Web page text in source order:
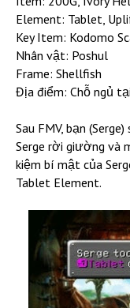
Element: Tablet,
Key Item: Kodomo
Nhân vật: Poshul
Frame: Shellfish
Địa điểm: Chỗ ngủ
Sau FMV, bạn
Serge rời giường
kiệm bí mật của
Tablet Element.